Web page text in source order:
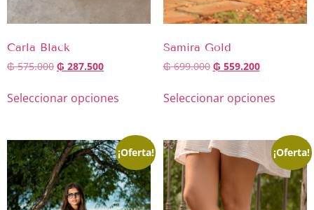
Carla Black
₲575.000 ₲ 287.500
Seleccionar opciones
Samira Gold
₲699.000 ₲ 559.200
Seleccionar opciones
¡Oferta! ¡Oferta!